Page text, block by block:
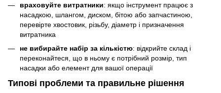
враховуйте витратники: якщо інструмент працює з
насадкою, шлангом, диском, бітою або запчастиною,
перевірте хвостовик, різьбу, діаметр і призначення
витратника
не вибирайте набір за кількістю: відкрийте склад і
переконайтеся, що в ньому є потрібний розмір, тип
насадки або елемент для вашої операції
Типові проблеми та правильне рішення